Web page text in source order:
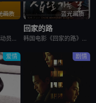
画质
韩国电影《人夫总动员》讲述了，资深缉毒警黄忠植被困多年的贩毒团伙突然反扑，前妻诗奈惨遭绑架，沦为犯罪组织要挟他的筹码。摆在他面前的，只有一条险路：和诗奈的现任丈夫李敏锡联手救人。李敏锡看似是文弱的兽医
蓝光画质
回家的路
韩国电影《回家的路》讲述了，金宗裴（高修 饰）和宋静妍（全度妍 饰）是一对平凡的夫妇，他们共同经营一家汽车修理店，并育有可爱的女儿慧琳。生活固然快乐，但是不免狂风暴雨的侵袭。宗裴曾给朋友秀载作担保，但
爱情 剧情